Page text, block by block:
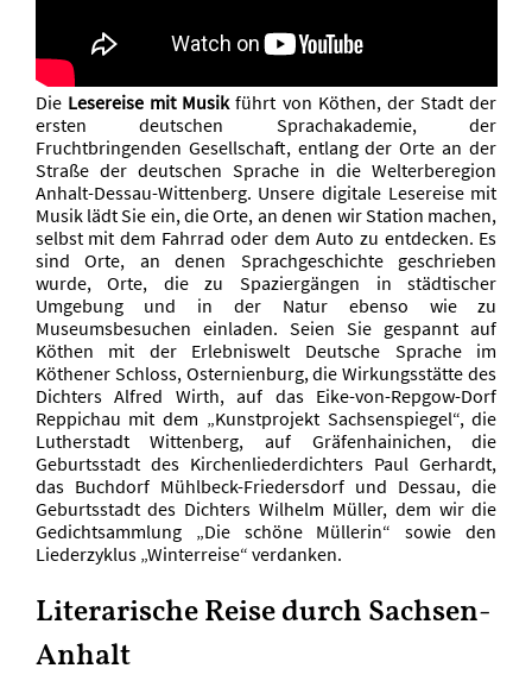
DieLesereise mit Musikführt von Köthen, der Stadt der
ersten deutschen Sprachakademie, der
Fruchtbringenden Gesellschaft, entlang der Orte an der
Straße der deutschen Sprache in die Welterberegion
Anhalt-Dessau-Wittenberg. Unsere digitale Lesereise mit
Musik lädt Sie ein, die Orte, an denen wir Station machen,
selbst mit dem Fahrrad oder dem Auto zu entdecken. Es
sind Orte, an denen Sprachgeschichte geschrieben
wurde, Orte, die zu Spaziergängen in städtischer
Umgebung und in der Natur ebenso wie zu
Museumsbesuchen einladen. Seien Sie gespannt auf
Köthen mit der Erlebniswelt Deutsche Sprache im
Köthener Schloss, Osternienburg, die Wirkungsstätte des
Dichters Alfred Wirth, auf das Eike-von-Repgow-Dorf
Reppichau mit dem „Kunstprojekt Sachsenspiegel“, die
Lutherstadt Wittenberg, auf Gräfenhainichen, die
Geburtsstadt des Kirchenliederdichters Paul Gerhardt,
das Buchdorf Mühlbeck-Friedersdorf und Dessau, die
Geburtsstadt des Dichters Wilhelm Müller, dem wir die
Gedichtsammlung „Die schöne Müllerin“ sowie den
Liederzyklus „Winterreise“ verdanken.
Literarische Reise durch Sachsen-
Anhalt